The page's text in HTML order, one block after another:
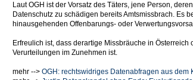
Laut OGH ist der Vorsatz des Täters, jene Person,
Datenschutz zu schädigen bereits Amtsmissbrach. Es
hinausgehenden Offenbarungs- oder
Erfreulich ist, dass derartige Missbräuche in
Verurteilungen im Zunehmen ist.
mehr --> OGH: rechtswidriges Datenabfragen aus dem